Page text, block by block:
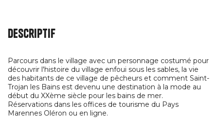
Descriptif
Parcours dans le village avec un personnage costumé pour
découvrir l'histoire du village enfoui sous les sables, la vie
des habitants de ce village de pêcheurs et comment Saint-
Trojan les Bains est devenu une destination à la mode au
début du XXème siècle pour les bains de mer.
Réservations dans les offices de tourisme du Pays
Marennes Oléron ou en ligne.